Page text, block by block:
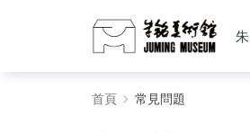
首頁 常見問題